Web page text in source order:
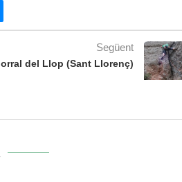
Següent
del Llop (Sant Llorenç)